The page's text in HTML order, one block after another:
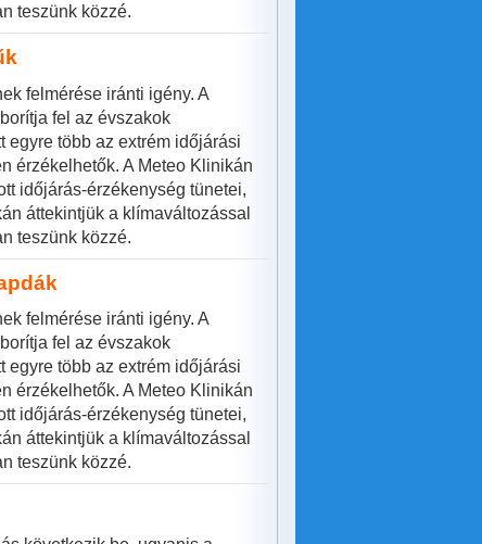
teszünk közzé.
felmérése iránti igény. A
fel az évszakok
egyre több az extrém időjárási
érzékelhetők. A Meteo Klinikán
időjárás-érzékenység tünetei,
áttekintjük a klímaváltozással
teszünk közzé.
felmérése iránti igény. A
fel az évszakok
egyre több az extrém időjárási
érzékelhetők. A Meteo Klinikán
időjárás-érzékenység tünetei,
áttekintjük a klímaváltozással
teszünk közzé.